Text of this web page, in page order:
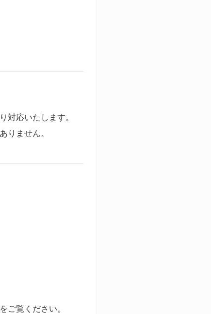
対応いたします。
りません。
をご覧ください。